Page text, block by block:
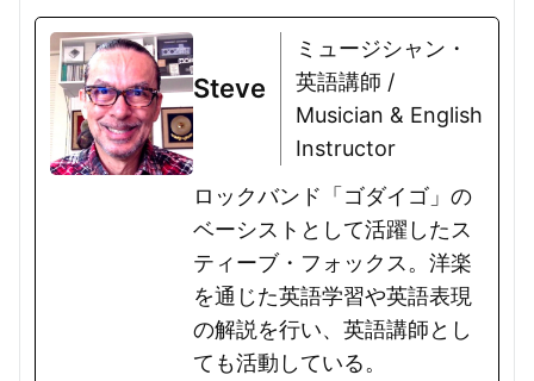
Steve
ミュージシャン・
英語講師 /
Musician & English
Instructor
ロックバンド「ゴダイゴ」の
ベーシストとして活躍したス
ティーブ・フォックス。洋楽
を通じた英語学習や英語表現
の解説を行い、英語講師とし
ても活動している。